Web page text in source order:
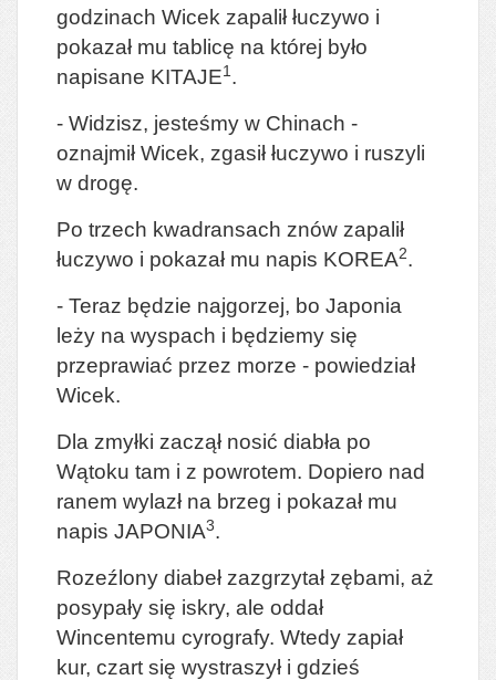
godzinach Wicek zapalił łuczywo i
pokazał mu tablicę na której było
napisane KITAJE1 .
- Widzisz, jesteśmy w Chinach -
oznajmił Wicek, zgasił łuczywo i ruszyli
w drogę.
Po trzech kwadransach znów zapalił
łuczywo i pokazał mu napis KOREA2.
- Teraz będzie najgorzej, bo Japonia
leży na wyspach i będziemy się
przeprawiać przez morze - powiedział
Wicek.
Dla zmyłki zaczął nosić diabła po
Wątoku tam i z powrotem. Dopiero nad
ranem wylazł na brzeg i pokazał mu
napis JAPONIA3.
Rozeźlony diabeł zazgrzytał zębami, aż
posypały się iskry, ale oddał
Wincentemu cyrografy. Wtedy zapiał
kur, czart się wystraszył i gdzieś